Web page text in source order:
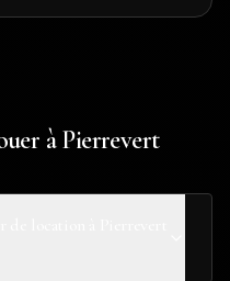
à Pierrevert